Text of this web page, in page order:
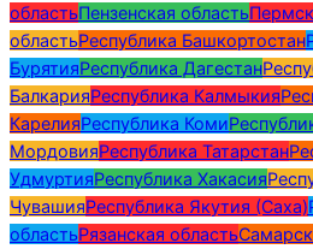
областьПензенская область
областьРеспублика Башкортостан
БурятияРеспублика Дагестан
БалкарияРеспублика Калмыкия
КарелияРеспублика Коми
МордовияРеспублика Татарстан
УдмуртияРеспублика Хакасия
ЧувашияРеспублика Якутия (Саха)
областьРязанская область